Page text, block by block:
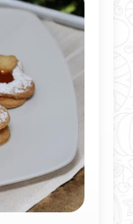
другое!
и